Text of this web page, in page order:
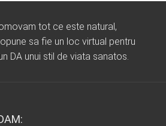
tot ce este natural,
sa fie un loc virtual pentru
DA unui stil de viata sanatos.